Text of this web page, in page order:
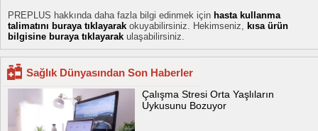
PREPLUS hakkında daha fazla bilgi edinmek için hasta kullanma
talimatını buraya tıklayarak okuyabilirsiniz. Hekimseniz,
kısa ürün
bilgisine buraya tıklayarak ulaşabilirsiniz.
Sağlık Dünyasından Son Haberler
Çalışma Stresi Orta Yaşlıların
Uykusunu Bozuyor